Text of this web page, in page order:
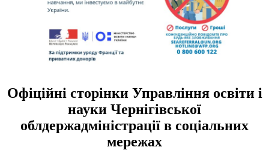
Офіційні сторінки Управління освіти і
науки Чернігівської
облдержадміністрації в соціальних
мережах